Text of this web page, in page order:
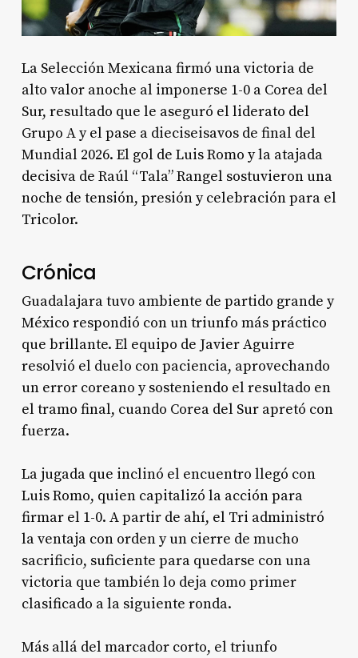
La Selección Mexicana firmó una victoria de
alto valor anoche al imponerse 1-0 a Corea del
Sur, resultado que le aseguró el liderato del
Grupo A y el pase a dieciseisavos de final del
Mundial 2026. El gol de Luis Romo y la atajada
decisiva de Raúl “Tala” Rangel sostuvieron una
noche de tensión, presión y celebración para el
Tricolor.
Crónica
Guadalajara tuvo ambiente de partido grande y
México respondió con un triunfo más práctico
que brillante. El equipo de Javier Aguirre
resolvió el duelo con paciencia, aprovechando
un error coreano y sosteniendo el resultado en
el tramo final, cuando Corea del Sur apretó con
fuerza.
La jugada que inclinó el encuentro llegó con
Luis Romo, quien capitalizó la acción para
firmar el 1-0. A partir de ahí, el Tri administró
la ventaja con orden y un cierre de mucho
sacrificio, suficiente para quedarse con una
victoria que también lo deja como primer
clasificado a la siguiente ronda.
Más allá del marcador corto, el triunfo